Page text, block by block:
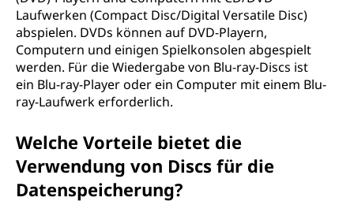
Laufwerken (Compact Disc/Digital Versatile Disc)
abspielen. DVDs können auf DVD-Playern,
Computern und einigen Spielkonsolen abgespielt
werden. Für die Wiedergabe von Blu-ray-Discs ist
ein Blu-ray-Player oder ein Computer mit einem Blu-
ray-Laufwerk erforderlich.
Welche Vorteile bietet die
Verwendung von Discs für die
Datenspeicherung?